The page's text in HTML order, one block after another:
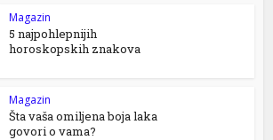
Magazin
5 najpohlepnijih
horoskopskih znakova
Magazin
Šta vaša omiljena boja laka
govori o vama?